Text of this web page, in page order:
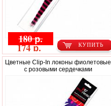
КУПИТЬ
180 р.
174 р.
Цветные Clip-In локоны фиолетовые
с розовыми сердечками